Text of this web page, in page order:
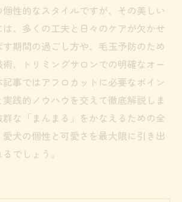
性的なスタイルですが、その美しい
、多くの工夫と日々のケアが欠かせ
す期間の過ごし方や、毛玉予防のため
、トリミングサロンでの明確なオー
事ではアフロカットに必要なポイン
実践的ノウハウを交えて徹底解説しま
な「まんまる」をかなえるための全
愛犬の個性と可愛さを最大限に引き出
でしょう。